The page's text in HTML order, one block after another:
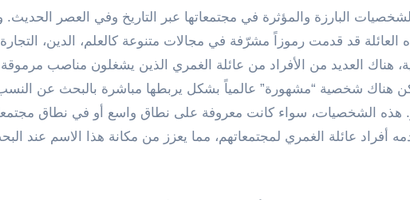
البارزة والمؤثرة في مجتمعاتها عبر التاريخ وفي العصر
قد قدمت رموزاً مشرّفة في مجالات متنوعة كالعلم، الدين،
هناك العديد من الأفراد من عائلة الغمري الذين يشغلون مناصب
يكن هناك شخصية “مشهورة” عالمياً بشكل يربطها مباشرة بالبحث عن النسب،
هذه الشخصيات، سواء كانت معروفة على نطاق واسع أو في نطاق
أفراد عائلة الغمري لمجتمعاتهم، مما يعزز من مكانة هذا الاسم عند